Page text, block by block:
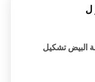
ل
البيض تشكيل